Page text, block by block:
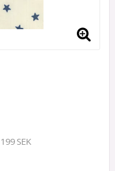
199 SEK